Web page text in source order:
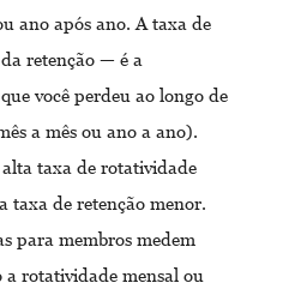
ano após ano. A taxa de
retenção — é a
você perdeu ao longo de
a mês ou ano a ano).
taxa de rotatividade
taxa de retenção menor.
para membros medem
rotatividade mensal ou